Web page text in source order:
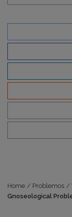
Home / Problemos /
Gnoseological